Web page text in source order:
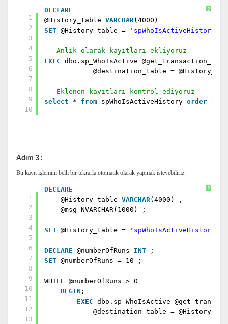
?
1
2
3
4
5
6
7
8
9
10
DECLARE
@History_table VARCHAR(4000)
SET @History_table = 'spWhoIsActiveHistory'
-- Anlık olarak kayıtları ekliyoruz
EXEC dbo.sp_WhoIsActive
@destination_table =
-- Eklenen kayıtları kontrol ediyoruz
select
* from spWhoIsActiveHistory order
Adım 3 :
Bu kayıt işlemini belli bir tekrarla otomatik olarak yapmak isteyebiliriz.
?
1
2
3
4
5
6
7
8
9
10
11
12
13
DECLARE
@History_table VARCHAR(4000) ,
@msg NVARCHAR(1000) ;
SET @History_table = 'spWhoIsActiveHistory'
DECLARE @numberOfRuns INT
;
SET @numberOfRuns = 10 ;
WHILE @numberOfRuns > 0
BEGIN ;
EXEC dbo.sp_WhoIsActive
@destination_table =